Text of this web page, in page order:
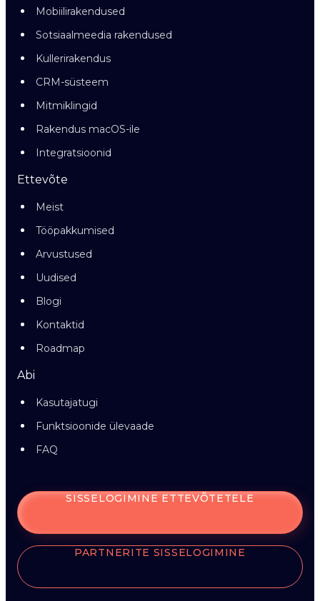
Mobiilirakendused
Sotsiaalmeedia rakendused
Kullerirakendus
CRM-süsteem
Mitmiklingid
Rakendus macOS-ile
Integratsioonid
Ettevõte
Meist
Tööpakkumised
Arvustused
Uudised
Blogi
Kontaktid
Roadmap
Abi
Kasutajatugi
Funktsioonide ülevaade
FAQ
SISSELOGIMINE ETTEVÕTETELE
PARTNERITE SISSELOGIMINE